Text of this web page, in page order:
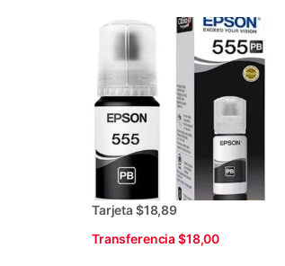
Tarjeta $18,89
Transferencia $18,00